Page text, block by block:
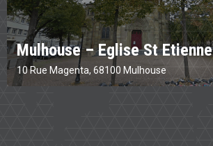
Mulhouse – Eglise St Etienne
10 Rue Magenta, 68100 Mulhouse